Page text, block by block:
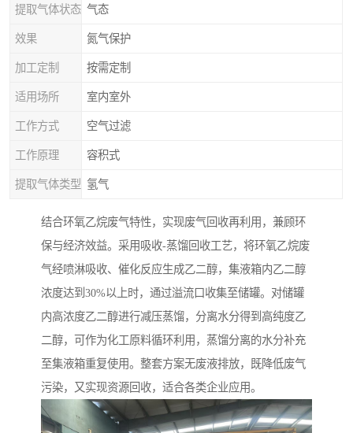
提取气体状态 气态
效果 氮气保护
加工定制 按需定制
适用场所 室内室外
工作方式 空气过滤
工作原理 容积式
提取气体类型 氢气
结合环氧乙烷废气特性，实现废气回收再利用，兼顾环
保与经济效益。采用吸收-蒸馏回收工艺，将环氧乙烷废
气经喷淋吸收、催化反应生成乙二醇，集液箱内乙二醇
浓度达到30%以上时，通过溢流口收集至储罐。对储罐
内高浓度乙二醇进行减压蒸馏，分离水分得到高纯度乙
二醇，可作为化工原料循环利用，蒸馏分离的水分补充
至集液箱重复使用。整套方案无废液排放，既降低废气
污染，又实现资源回收，适合各类企业应用。